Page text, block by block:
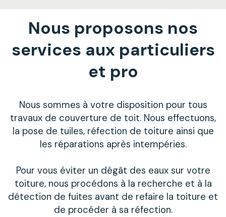
Nous proposons nos
services aux particuliers
et pro
Nous sommes à votre disposition pour tous
travaux de couverture de toit. Nous effectuons,
la pose de tuiles, réfection de toiture ainsi que
les réparations après intempéries.
Pour vous éviter un dégât des eaux sur votre
toiture, nous procédons à la recherche et à la
détection de fuites avant de refaire la toiture et
de procéder à sa réfection.